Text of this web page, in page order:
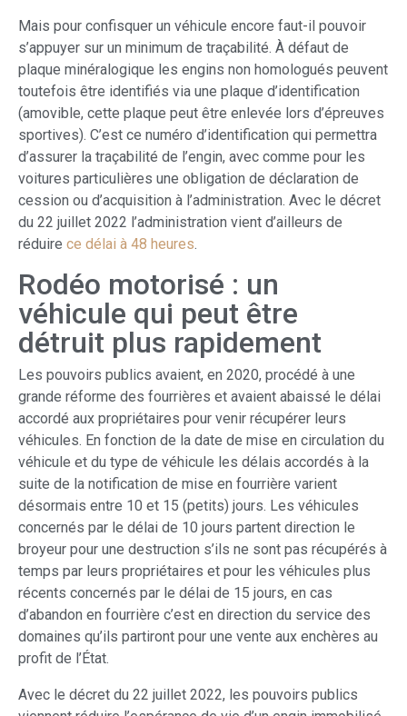
Mais pour confisquer un véhicule encore faut-il pouvoir
s’appuyer sur un minimum de traçabilité. À défaut de
plaque minéralogique les engins non homologués peuvent
toutefois être identifiés via une plaque d’identification
(amovible, cette plaque peut être enlevée lors d’épreuves
sportives). C’est ce numéro d’identification qui permettra
d’assurer la traçabilité de l’engin, avec comme pour les
voitures particulières une obligation de déclaration de
cession ou d’acquisition à l’administration. Avec le décret
du 22 juillet 2022 l’administration vient d’ailleurs de
réduire ce délai à 48 heures.
Rodéo motorisé : un
véhicule qui peut être
détruit plus rapidement
Les pouvoirs publics avaient, en 2020, procédé à une
grande réforme des fourrières et avaient abaissé le délai
accordé aux propriétaires pour venir récupérer leurs
véhicules. En fonction de la date de mise en circulation du
véhicule et du type de véhicule les délais accordés à la
suite de la notification de mise en fourrière varient
désormais entre 10 et 15 (petits) jours. Les véhicules
concernés par le délai de 10 jours partent direction le
broyeur pour une destruction s’ils ne sont pas récupérés à
temps par leurs propriétaires et pour les véhicules plus
récents concernés par le délai de 15 jours, en cas
d’abandon en fourrière c’est en direction du service des
domaines qu’ils partiront pour une vente aux enchères au
profit de l’État.
Avec le décret du 22 juillet 2022, les pouvoirs publics